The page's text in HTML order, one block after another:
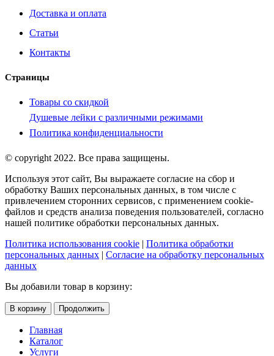
Доставка и оплата
Статьи
Контакты
Страницы
Товары со скидкой
Душевые лейки с различными режимами
Политика конфиденциальности
© copyright 2022. Все права защищены.
Используя этот сайт, Вы выражаете согласие на сбор и
обработку Ваших персональных данных, в том числе с
привлечением сторонних сервисов, с применением cookie-
файлов и средств анализа поведения пользователей, согласно
нашей политике обработки персональных данных.
Политика использования cookie | Политика обработки
персональных данных | Согласие на обработку персональных
данных
Вы добавили товар в корзину:
В корзину Продолжить
Главная
Каталог
Услуги